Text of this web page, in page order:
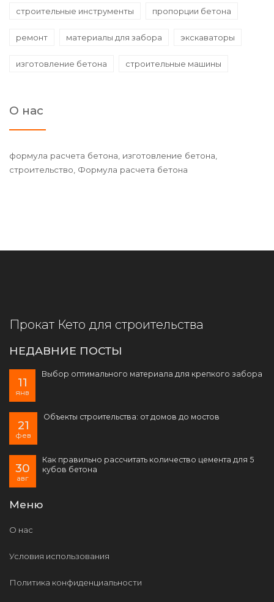
строительные инструменты пропорции бетона
ремонт материалы для забора экскаваторы
изготовление бетона строительные машины
О нас
формула расчета бетона, изготовление бетона,
строительство, Формула расчета бетона
Прокат Кето для строительства
НЕДАВНИЕ ПОСТЫ
11
янв
Выбор оптимального материала для крепкого забора
21
фев
Объекты строительства: от домов до мостов
30
авг
Как правильно рассчитать количество цемента для 5
кубов бетона
Меню
О нас
Условия использования
Политика конфиденциальности